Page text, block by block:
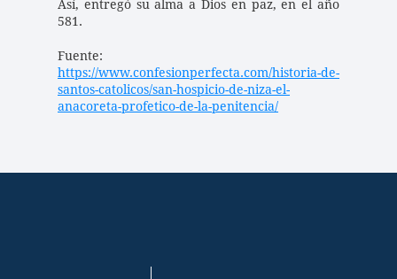
Así, entregó su alma a Dios en paz, en el año
581.
https://www.confesionperfecta.com/historia-de-
santos-catolicos/san-hospicio-de-niza-el-
anacoreta-profetico-de-la-penitencia/